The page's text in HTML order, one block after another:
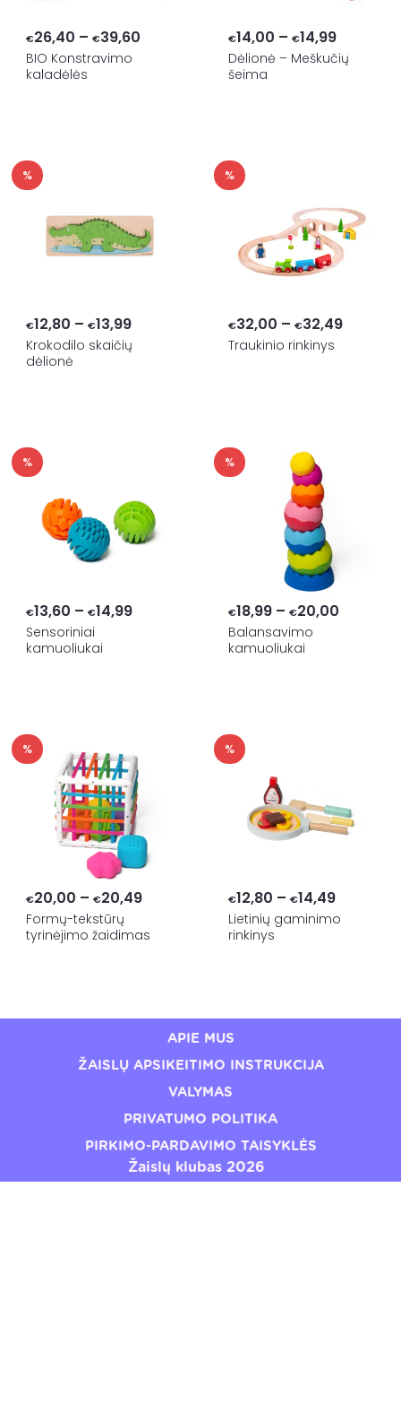
€26,40 – €39,60Price
BIO Konstravimo
kaladėlės
€14,00 – €14,99Price
range:
Dėlionė – Meškučių
šeima
%
€12,80 – €13,99Price
range:
Krokodilo skaičių
dėlionė
%
€32,00 – €32,49Price
Traukinio rinkinys
%
€13,60 – €14,99Price
Sensoriniai
kamuoliukai
%
€18,99 – €20,00Price
Balansavimo
kamuoliukai
%
€20,00 – €20,49Price
€20,00
Formų-tekstūrų
tyrinėjimo žaidimas
%
€12,80 – €14,49Price
range:
Lietinių gaminimo
rinkinys
APIE MUS
ŽAISLŲ APSIKEITIMO INSTRUKCIJA
VALYMAS
PRIVATUMO POLITIKA
PIRKIMO-PARDAVIMO TAISYKLĖS
Žaislų klubas 2026